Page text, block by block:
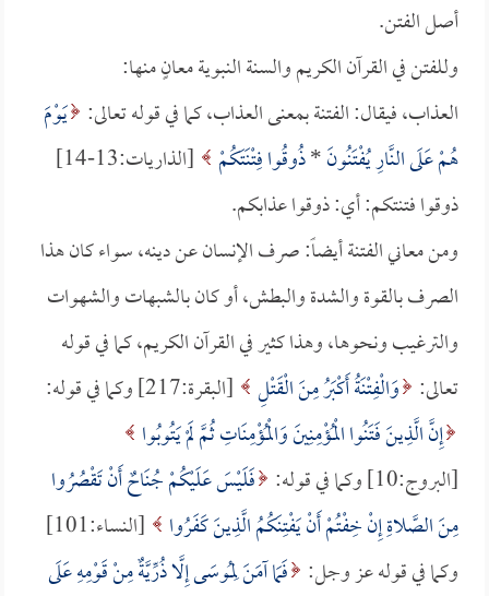
أصل الفتن.
وللفتن في القرآن الكريم والسنة النبوية معانٍ منها:
العذاب، فيقال: الفتنة بمعنى العذاب، كما في قوله تعالى: يَوْمَ
هُمْ عَلَى النَّارِ يُفْتَنُونَ*ذُوقُوا فِتْنَتَكُمْ
[الذاريات:13-14]
ذوقوا فتنتكم: أي: ذوقوا عذابكم.
ومن معاني الفتنة أيضاً: صرف الإنسان عن دينه، سواء كان هذا
الصرف بالقوة والشدة والبطش، أو كان بالشبهات والشهوات
والترغيب ونحوها، وهذا كثير في القرآن الكريم، كما في قوله
تعالى: وَالْفِتْنَةُ أَكْبَرُ مِنَ الْقَتْلِ [البقرة:217] وكما في قوله:
إِنَّ الَّذِينَ فَتَنُوا الْمُؤْمِنِينَ وَالْمُؤْمِنَاتِ ثُمَّ لَمْ يَتُوبُوا
[البروج:10] وكما في قوله:
فَلَيْسَ عَلَيْكُمْ جُنَاحٌ أَنْ تَقْصُرُوا
مِنَ الصَّلاةِ إِنْ خِفْتُمْ أَنْ يَفْتِنَكُمُ الَّذِينَ كَفَرُوا
[النساء:101]
وكما في قوله عز وجل: فَمَا آمَنَ لِمُوسَى إِلَّا ذُرِّيَّةٌ مِنْ قَوْمِهِ عَلَى